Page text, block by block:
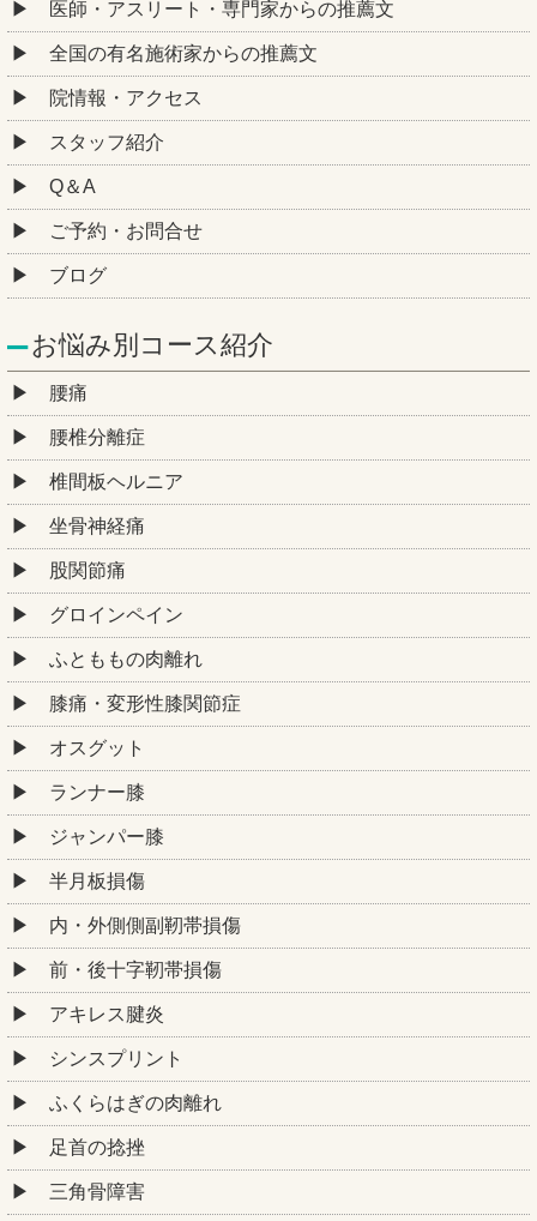
医師・アスリート・専門家からの推薦文
全国の有名施術家からの推薦文
院情報・アクセス
スタッフ紹介
Q＆A
ご予約・お問合せ
ブログ
お悩み別コース紹介
腰痛
腰椎分離症
椎間板ヘルニア
坐骨神経痛
股関節痛
グロインペイン
ふとももの肉離れ
膝痛・変形性膝関節症
オスグット
ランナー膝
ジャンパー膝
半月板損傷
内・外側側副靭帯損傷
前・後十字靭帯損傷
アキレス腱炎
シンスプリント
ふくらはぎの肉離れ
足首の捻挫
三角骨障害